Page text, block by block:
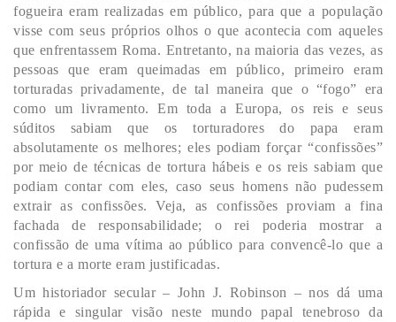
fogueira eram realizadas em público, para que a população
visse com seus próprios olhos o que acontecia com aqueles
que enfrentassem Roma. Entretanto, na maioria das vezes, as
pessoas que eram queimadas em público, primeiro eram
torturadas privadamente, de tal maneira que o “fogo” era
como um livramento. Em toda a Europa, os reis e seus
súditos sabiam que os torturadores do papa eram
absolutamente os melhores; eles podiam forçar “confissões”
por meio de técnicas de tortura hábeis e os reis sabiam que
podiam contar com eles, caso seus homens não pudessem
extrair as confissões. Veja, as confissões proviam a fina
fachada de responsabilidade; o rei poderia mostrar a
confissão de uma vítima ao público para convencê-lo que a
tortura e a morte eram justificadas.
Um historiador secular – John J. Robinson – nos dá uma
rápida e singular visão neste mundo papal tenebroso da